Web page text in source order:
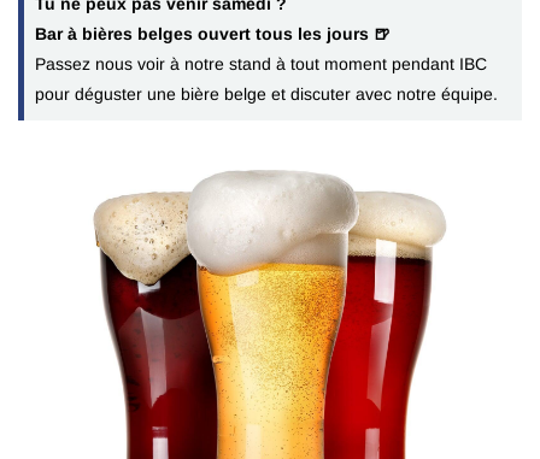
Bar à bières belges ouvert tous les jours 🍺
Passez nous voir à notre stand à tout moment pendant IBC
pour déguster une bière belge et discuter avec notre équipe.